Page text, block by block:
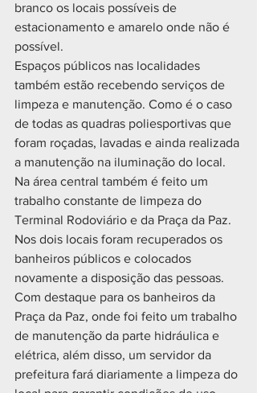
branco os locais possíveis de
estacionamento e amarelo onde não é
possível.
Espaços públicos nas localidades
também estão recebendo serviços de
limpeza e manutenção. Como é o caso
de todas as quadras poliesportivas que
foram roçadas, lavadas e ainda realizada
a manutenção na iluminação do local.
Na área central também é feito um
trabalho constante de limpeza do
Terminal Rodoviário e da Praça da Paz.
Nos dois locais foram recuperados os
banheiros públicos e colocados
novamente a disposição das pessoas.
Com destaque para os banheiros da
Praça da Paz, onde foi feito um trabalho
de manutenção da parte hidráulica e
elétrica, além disso, um servidor da
prefeitura fará diariamente a limpeza do